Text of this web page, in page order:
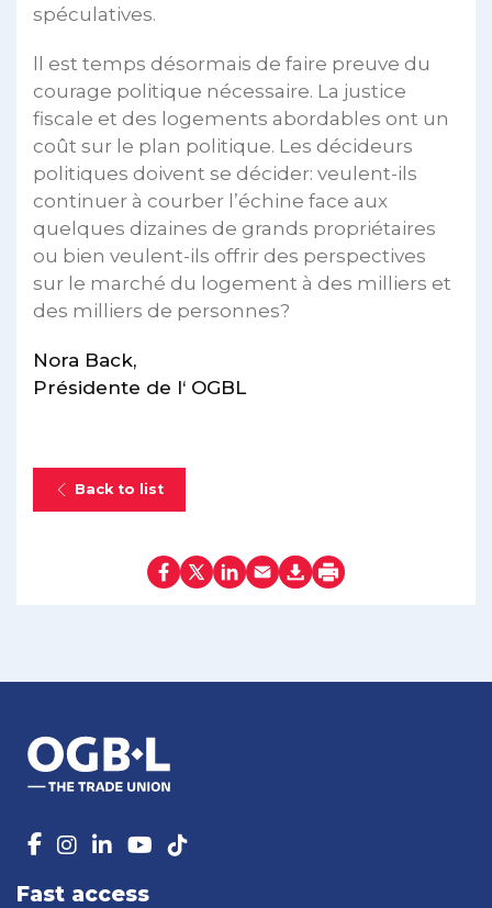
spéculatives.
ll est temps désormais de faire preuve du
courage politique nécessaire. La justice
fiscale et des logements abordables ont un
coût sur le plan politique. Les décideurs
politiques doivent se décider: veulent-ils
continuer à courber l’échine face aux
quelques dizaines de grands propriétaires
ou bien veulent-ils offrir des perspectives
sur le marché du logement à des milliers et
des milliers de personnes?
Nora Back,
Présidente de l‘ OGBL
Back to list
Fast access